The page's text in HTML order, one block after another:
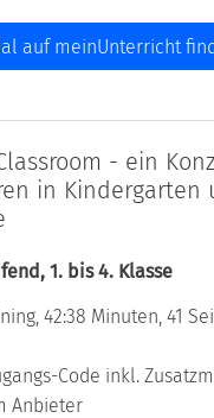
auf meinUnterricht
- ein
in Kindergarten
1. bis 4. Klasse
42:38 Minuten, 41
Code inkl.
Anbieter